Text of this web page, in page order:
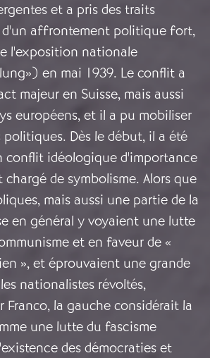
et a pris des traits
d'un affrontement politique fort,
l'exposition nationale
en mai 1939. Le conflit a
majeur en Suisse, mais aussi
européens, et il a pu mobiliser
Dès le début, il a été
conflit idéologique d'importance
de symbolisme. Alors que
mais aussi une partie de la
en général y voyaient une lutte
et en faveur de «
», et éprouvaient une grande
nationalistes révoltés,
la gauche considérait la
une lutte du fascisme
des démocraties et